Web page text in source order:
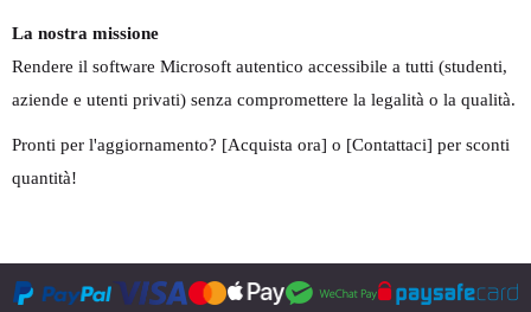
La nostra missione
Rendere il software Microsoft autentico accessibile a tutti (studenti,
aziende e utenti privati) senza compromettere la legalità o la qualità.
Pronti per l'aggiornamento? [Acquista ora] o [Contattaci] per sconti
quantità!